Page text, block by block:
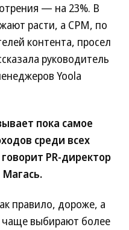
— на 23%. В
расти, а CPM, по
контента, просел
руководитель
Yoola
пока самое
среди всех
PR-директор
правило, дороже, а
чаще выбирают более